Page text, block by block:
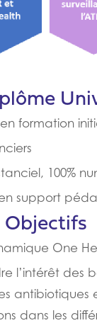
formation
100%
support
Objectifs
One
l’intérêt des
antibiotiques
dans les